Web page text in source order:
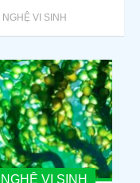
VI SINH
VI SINH